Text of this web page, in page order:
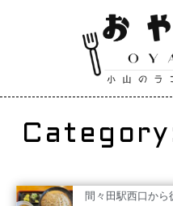
Category:
間々田駅西口から